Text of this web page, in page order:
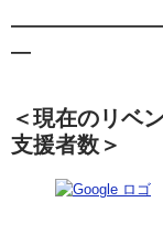
—
＜現在のリベ
支援者数＞